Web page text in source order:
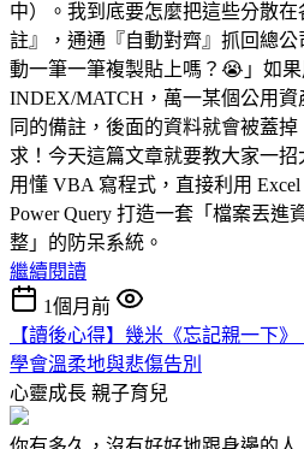
中）。我到底要怎麼把這些分散在
註』，通通『自動對齊』抓回總
動一筆一筆複製貼上嗎？😭」如
INDEX/MATCH，萬一某個公用
同的備註，後面的資料就會被蓋
求！今天這篇文章就要教大家一
用懂 VBA 寫程式，直接利用
Power Query 打造一套「檔案丟進
整」的防呆系統。
繼續閱讀
1個月前
【讀後心得】幾米《忘記親一下
學會溫柔地與悲傷告別
心靈成長 親子育兒